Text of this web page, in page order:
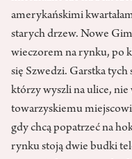
amerykańskimi
starych drzew. Nowe
wieczorem na rynku, po
się Szwedzi. Garstka
którzy wyszli na ulice,
towarzyskiemu
gdy chcą popatrzeć na
rynku stoją dwie budki